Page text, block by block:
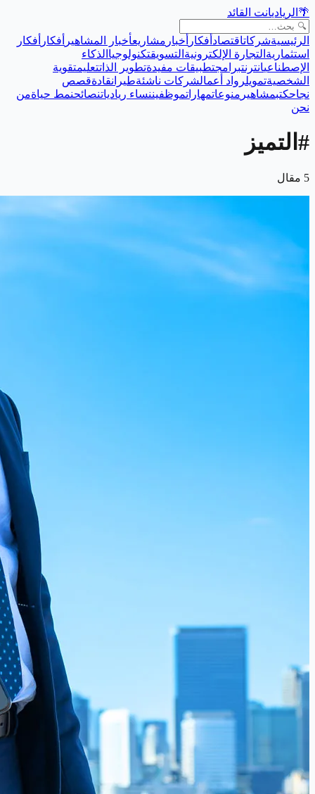
🌴 الرياديانت القائد
الرئيسيةشركاتاقتصاد أفكار أخبار مشاريعأخبار المشاهير أفكار أفكار
استثمارية التجارة الإلكترونية التسويقتكنولوجيا الذكاء
الإصطناعيانترنتبرامجتطبيقات مفيدةتطوير الذاتتعليمتقوية
الشخصيةتمويلرواد أعمالشركات ناشئةطيرانقادةقصص
نجاحكتبمشاهير منوعاتمهاراتموظفيننساء ريادياتنصائحنمط حياةمن
نحن
# التميز
5 مقال